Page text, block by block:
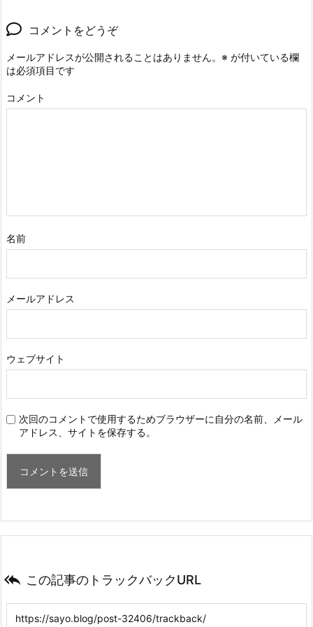
コメントをどうぞ
メールアドレスが公開されることはありません。 ※ が付いている欄
は必須項目です
コメント
名前
メールアドレス
ウェブサイト
次回のコメントで使用するためブラウザーに自分の名前、メール
アドレス、サイトを保存する。
 この記事のトラックバックURL